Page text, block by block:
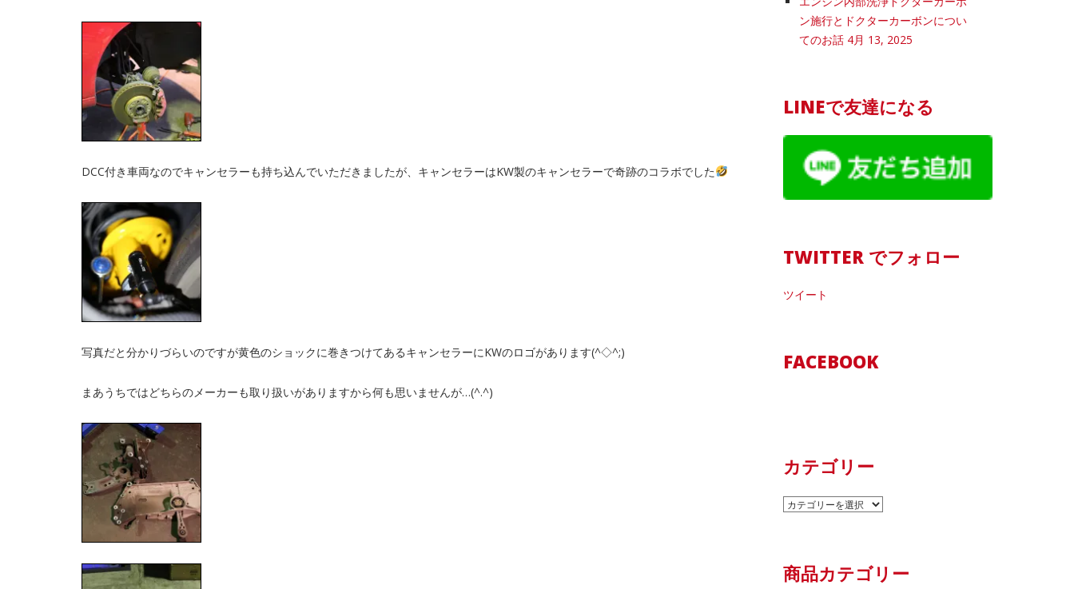
DCC付き車両なのでキャンセラーも持ち込んでいただきましたが、キャンセラーはKW製のキャンセラーで奇跡のコラボでした
写真だと分かりづらいのですが黄色のショックに巻きつけてあるキャンセラーにKWのロゴがあります(^◇^;)
まあうちではどちらのメーカーも取り扱いがありますから何も思いませんが…(^.^)
ン施行とドクターカーボンについ
てのお話 4月 13, 2025
LINEで友達になる
TWITTER でフォロー
ツイート
FACEBOOK
カテゴリー
カ
リ
ー
商品カテゴリー